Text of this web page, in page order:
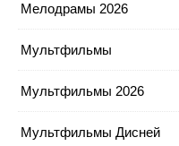
Мелодрамы 2026
Мультфильмы
Мультфильмы 2026
Мультфильмы Дисней